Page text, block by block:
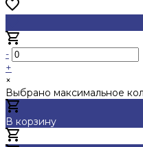
-
+
×
Выбрано максимальное
В корзину